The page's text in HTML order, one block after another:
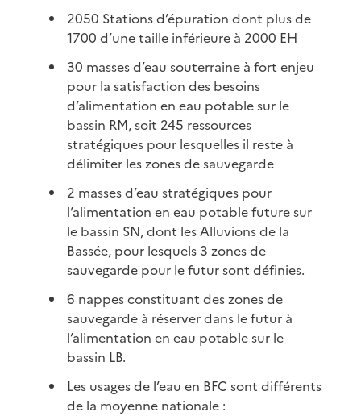
2050 Stations d’épuration dont plus de
1700 d’une taille inférieure à 2000 EH
30 masses d’eau souterraine à fort enjeu
pour la satisfaction des besoins
d’alimentation en eau potable sur le
bassin RM, soit 245 ressources
stratégiques pour lesquelles il reste à
délimiter les zones de sauvegarde
2 masses d’eau stratégiques pour
l’alimentation en eau potable future sur
le bassin SN, dont les Alluvions de la
Bassée, pour lesquels 3 zones de
sauvegarde pour le futur sont définies.
6 nappes constituant des zones de
sauvegarde à réserver dans le futur à
l’alimentation en eau potable sur le
bassin LB.
Les usages de l’eau en BFC sont différents
de la moyenne nationale :